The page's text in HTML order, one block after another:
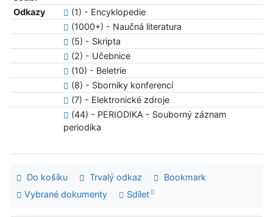
Odkazy
(1) - Encyklopedie
(1000+) - Naučná literatura
(5) - Skripta
(2) - Učebnice
(10) - Beletrie
(8) - Sborníky konferencí
(7) - Elektronické zdroje
(44) - PERIODIKA - Souborný záznam
periodika
Do košíku Trvalý odkaz
Bookmark
Vybrané dokumenty
Sdílet